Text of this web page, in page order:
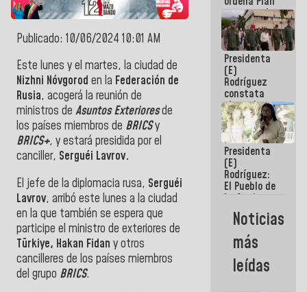
Publicado: 10/06/2024 10:01 AM
Este lunes y el martes, la ciudad de
Nizhni Nóvgorod en la Federación de
Rusia, acogerá la reunión de
ministros de Asuntos Exterioresde
los países miembros de BRICSy
BRICS+, y estará presidida por el
canciller, Serguéi Lavrov.
El jefe de la diplomacia rusa, Serguéi
Lavrov, arribó este lunes a la ciudad
en la que también se espera que
participe el ministro de exteriores de
Türkiye, Hakan Fidan y otros
cancilleres de los países miembros
del grupo BRICS.
maestro de
desarrollo
logístico y
turístico
para La
Guaira
Presidenta
(E)
Rodríguez
constata
obras de
rehabilitación
de Escuela
Militar de
Mamo en La
Guaira
Presidenta
(E)
Rodríguez:
El Pueblo de
La Guaira
siempre
estará
acompañada
por el
Gobierno
Nacional
Noticias
más
leídas